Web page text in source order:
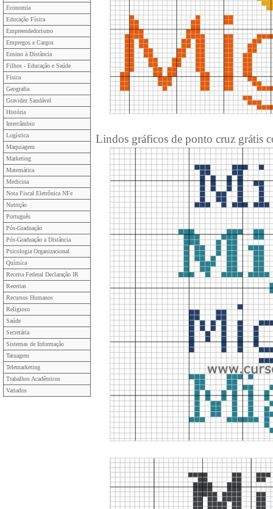
Economia
Educação Física
Empreendedorismo
Empregos e Cargos
Ensino à Distância
Filhos - Educação e Saúde
Física
Geografia
Gravidez Saudável
História
Intercâmbio
Logística
Maquiagem
Marketing
Matemática
Medicina
Nota Fiscal Eletrônica NFe
Nutrição
Português
Pós-Graduação
Pós-Graduação a Distância
Psicologia Organizacional
Química
Receita Federal Declaração IR
Receitas
Recursos Humanos
Religioso
Saúde
Secretária
Sistemas de Informação
Tatuagem
Telemarketing
Trabalhos Acadêmicos
Variados
Lindos gráficos de ponto cruz grátis